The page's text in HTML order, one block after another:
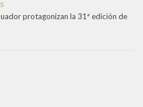
protagonizan la 31ª edición de